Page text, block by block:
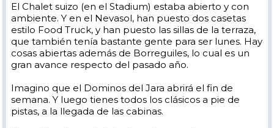
El Chalet suizo (en el Stadium) estaba abierto y con
ambiente. Y en el Nevasol, han puesto dos casetas
estilo Food Truck, y han puesto las sillas de la terraza,
que también tenía bastante gente para ser lunes. Hay
cosas abiertas además de Borreguiles, lo cual es un
gran avance respecto del pasado año.
Imagino que el Dominos del Jara abrirá el fin de
semana. Y luego tienes todos los clásicos a pie de
pistas, a la llegada de las cabinas.